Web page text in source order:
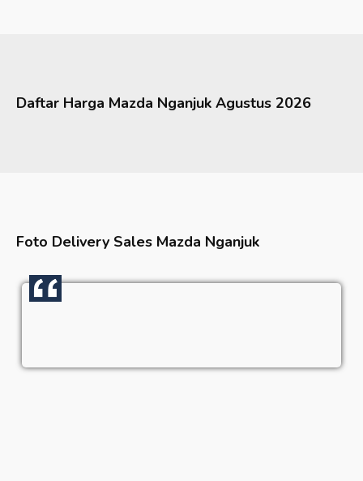
Daftar Harga Mazda Nganjuk Agustus 2026
Foto Delivery Sales Mazda Nganjuk